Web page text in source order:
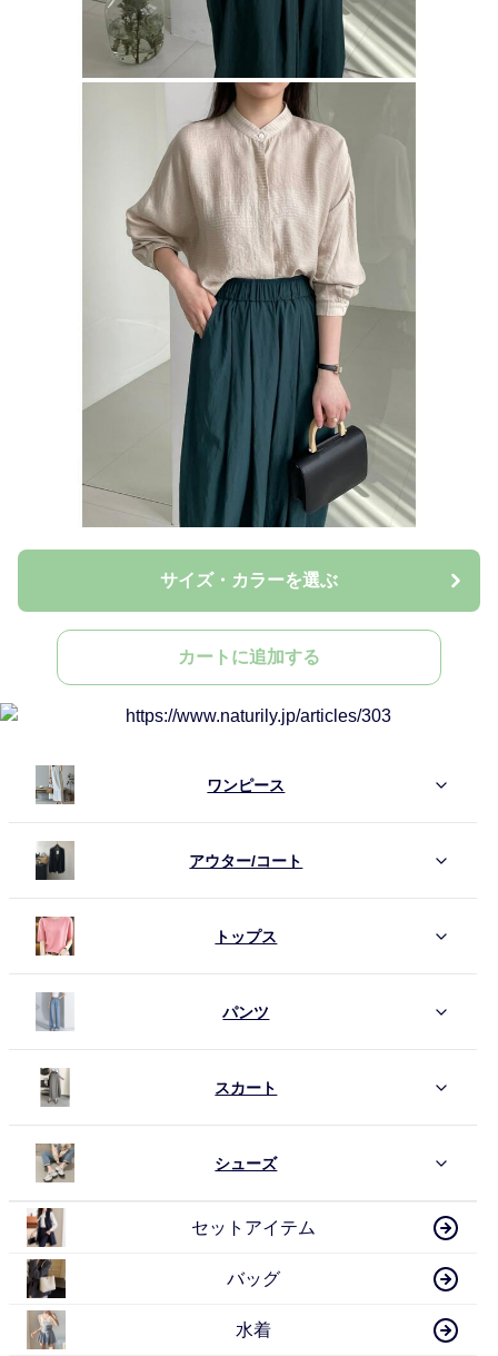
サイズ・カラーを選ぶ
カートに追加する
ワンピース
アウター/コート
トップス
パンツ
スカート
シューズ
セットアイテム
バッグ
水着